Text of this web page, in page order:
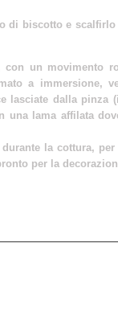
biscotto e
con un movimento
a immersione,
lasciate dalla pinza
una lama affilata
la cottura, per
per la